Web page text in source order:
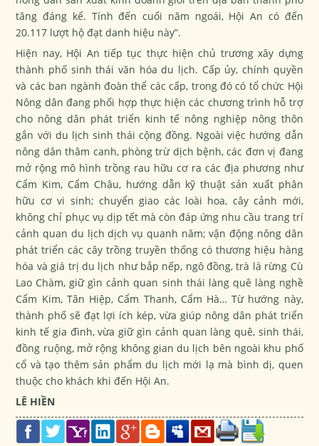
tăng đáng kể. Tính đến cuối năm ngoái, Hội An có đến
20.117 lượt hộ đạt danh hiệu này”.
Hiện nay, Hội An tiếp tục thực hiện chủ trương xây dựng
thành phố sinh thái văn hóa du lịch. Cấp ủy, chính quyền
và các ban ngành đoàn thể các cấp, trong đó có tổ chức Hội
Nông dân đang phối hợp thực hiện các chương trình hỗ trợ
cho nông dân phát triển kinh tế nông nghiệp nông thôn
gắn với du lịch sinh thái cộng đồng. Ngoài việc hướng dẫn
nông dân thâm canh, phòng trừ dịch bệnh, các đơn vị đang
mở rộng mô hình trồng rau hữu cơ ra các địa phương như
Cẩm Kim, Cẩm Châu, hướng dẫn kỹ thuật sản xuất phân
hữu cơ vi sinh; chuyển giao các loài hoa, cây cảnh mới,
không chỉ phục vụ dịp tết mà còn đáp ứng nhu cầu trang trí
cảnh quan du lịch dịch vụ quanh năm; vận động nông dân
phát triển các cây trồng truyền thống có thương hiệu hàng
hóa và giá trị du lịch như bắp nếp, ngô đồng, trà lá rừng Cù
Lao Chàm, giữ gìn cảnh quan sinh thái làng quê làng nghề
Cẩm Kim, Tân Hiệp, Cẩm Thanh, Cẩm Hà… Từ hướng này,
thành phố sẽ đạt lợi ích kép, vừa giúp nông dân phát triển
kinh tế gia đình, vừa giữ gìn cảnh quan làng quê, sinh thái,
đồng ruộng, mở rộng không gian du lịch bên ngoài khu phố
cổ và tạo thêm sản phẩm du lịch mới lạ mà bình dị, quen
thuộc cho khách khi đến Hội An.
LÊ HIỀN